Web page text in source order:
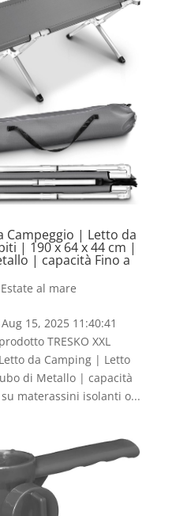
Campeggio | Letto da
| 190 x 64 x 44 cm |
| capacità Fino a
Estate al mare
15, 2025 11:40:41
TRESKO XXL
da Camping | Letto
di Metallo | capacità
materassini isolanti o...